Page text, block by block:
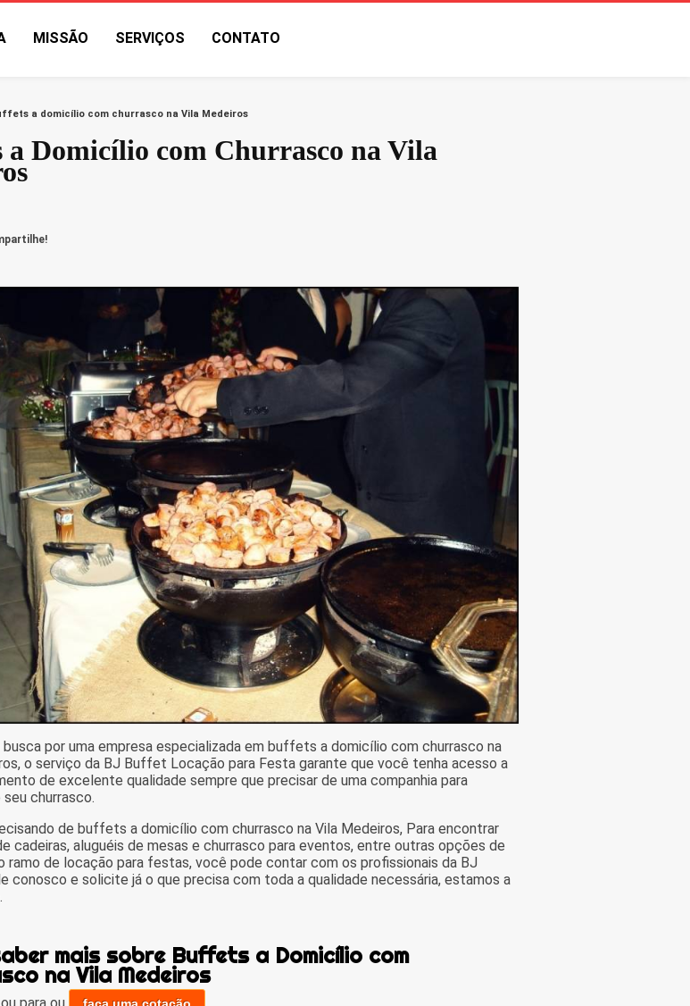
MISSÃO SERVIÇOS CONTATO
a domicílio com churrasco na Vila Medeiros
a Domicílio com Churrasco na Vila
busca por uma empresa especializada em buffets a domicílio com churrasco na
o serviço da BJ Buffet Locação para Festa garante que você tenha acesso a
de excelente qualidade sempre que precisar de uma companhia para
seu churrasco.
de buffets a domicílio com churrasco na Vila Medeiros, Para encontrar
cadeiras, aluguéis de mesas e churrasco para eventos, entre outras opções de
ramo de locação para festas, você pode contar com os profissionais da BJ
conosco e solicite já o que precisa com toda a qualidade necessária, estamos a
mais sobre Buffets a Domicílio com
na Vila Medeiros